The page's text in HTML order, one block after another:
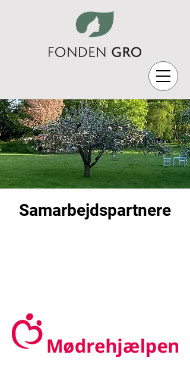
Samarbejdspartnere